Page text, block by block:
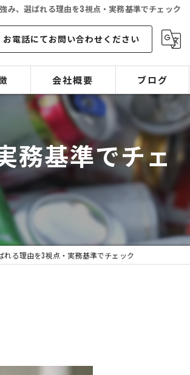
み、選ばれる理由を3視点・実務基準でチェック
お電話にてお問い合わせください
会社概要 ブログ
コラム
務基準でチェ
れる理由を3視点・実務基準でチェック